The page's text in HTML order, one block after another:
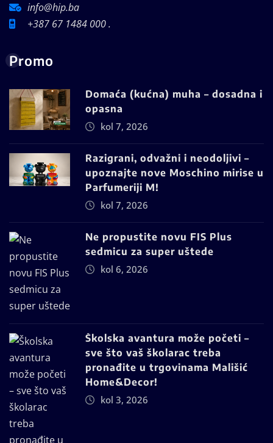
info@hip.ba
+387 67 1484 000 .
Promo
Domaća (kućna) muha – dosadna i
opasna
kol 7, 2026
Razigrani, odvažni i neodoljivi –
upoznajte nove Moschino mirise u
Parfumeriji M!
kol 7, 2026
Ne propustite novu FIS Plus
sedmicu za super uštede
kol 6, 2026
Školska avantura može početi –
sve što vaš školarac treba
pronađite u trgovinama Mališić
Home&Decor!
kol 3, 2026